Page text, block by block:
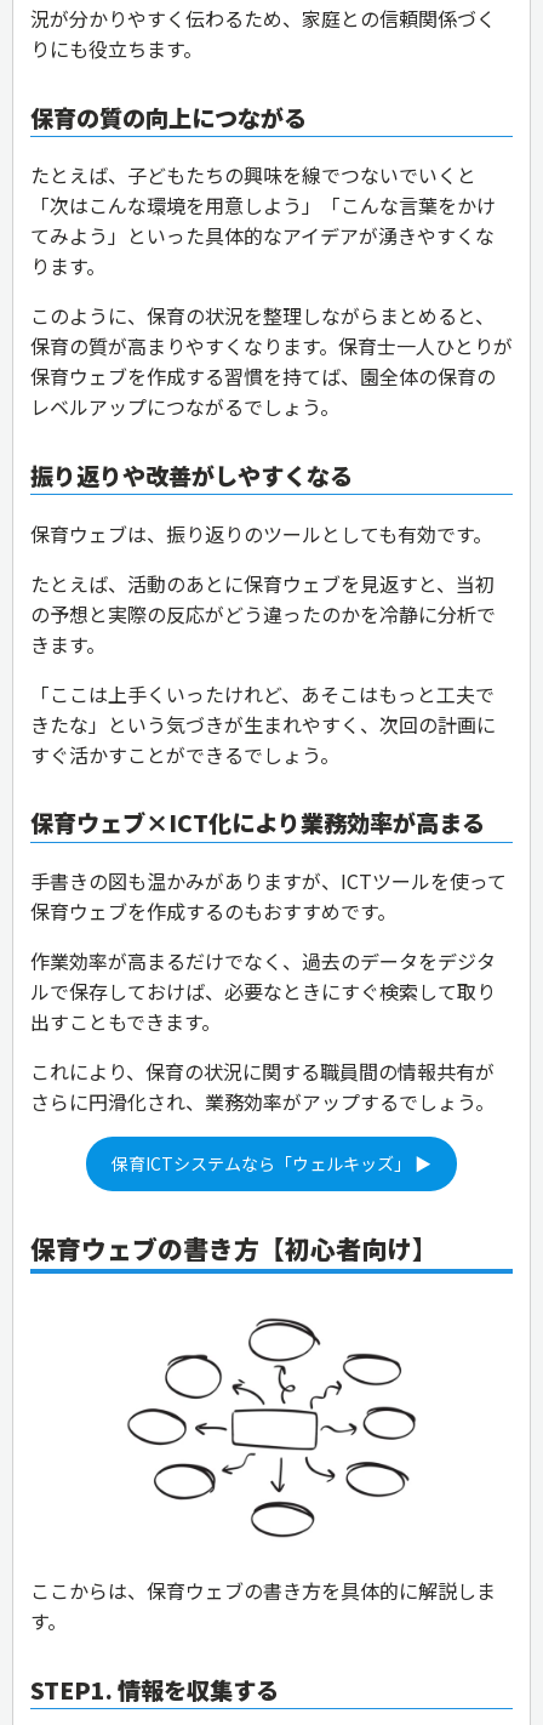
況が分かりやすく伝わるため、家庭との信頼関係づく
りにも役立ちます。
保育の質の向上につながる
たとえば、子どもたちの興味を線でつないでいくと
「次はこんな環境を用意しよう」「こんな言葉をかけ
てみよう」といった具体的なアイデアが湧きやすくな
ります。
このように、保育の状況を整理しながらまとめると、
保育の質が高まりやすくなります。保育士一人ひとりが
保育ウェブを作成する習慣を持てば、園全体の保育の
レベルアップにつながるでしょう。
振り返りや改善がしやすくなる
保育ウェブは、振り返りのツールとしても有効です。
たとえば、活動のあとに保育ウェブを見返すと、当初
の予想と実際の反応がどう違ったのかを冷静に分析で
きます。
「ここは上手くいったけれど、あそこはもっと工夫で
きたな」という気づきが生まれやすく、次回の計画に
すぐ活かすことができるでしょう。
保育ウェブ×ICT化により業務効率が高まる
手書きの図も温かみがありますが、ICTツールを使って
保育ウェブを作成するのもおすすめです。
作業効率が高まるだけでなく、過去のデータをデジタ
ルで保存しておけば、必要なときにすぐ検索して取り
出すこともできます。
これにより、保育の状況に関する職員間の情報共有が
さらに円滑化され、業務効率がアップするでしょう。
保育ICTシステムなら「ウェルキッズ」 ▶
保育ウェブの書き方【初心者向け】
ここからは、保育ウェブの書き方を具体的に解説しま
す。
STEP1. 情報を収集する